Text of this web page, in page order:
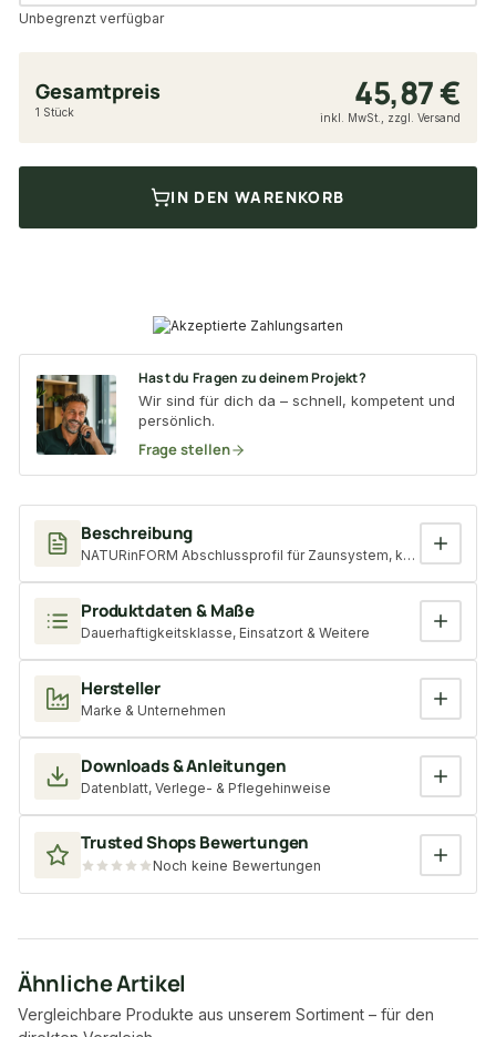
Beschreibung
NATURinFORM Abschlussprofil für Zaunsystem,
Produktdaten & Maße
Dauerhaftigkeitsklasse, Einsatzort & Weitere
Hersteller
Marke & Unternehmen
Downloads & Anleitungen
Datenblatt, Verlege- & Pflegehinweise
Trusted Shops Bewertungen
Noch keine Bewertungen
Unbegrenzt verfügbar
Gesamtpreis 45,87 €
1 Stück inkl. MwSt., zzgl. Versand
IN DEN WARENKORB
Hast du Fragen zu deinem Projekt?
Wir sind für dich da – schnell, kompetent und
persönlich.
Frage stellen
Ähnliche Artikel
Vergleichbare Produkte aus unserem Sortiment – für den